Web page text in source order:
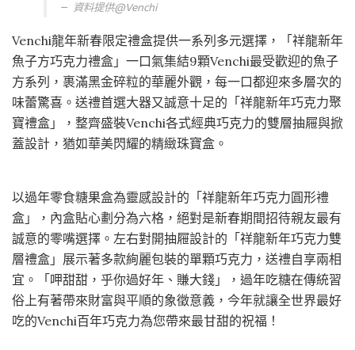
資料提供@Venchi
Venchi龍年新春限定禮盒提供一系列多元選擇，「祥龍新年
魚子方巧克力禮盒」一口氣集結9顆Venchi最受歡迎的魚子
方系列，裹滿黑金碎粒的華麗外觀，每一口都迎來多層次的
味蕾驚喜。送禮首選大器又誠意十足的「祥龍新年巧克力聚
寶禮盒」，整齊盛裝Venchi各式經典巧克力的雙層抽屜與掀
蓋設計，猶如華美閃耀的精緻珠寶盒。
以過年零食糖果盒為靈感設計的「祥龍新年巧克力圓形禮
盒」，內盒貼心劃分為六格，絕對是新春期間招待親友最有
誠意的零嘴選擇。左右對開抽屜設計的「祥龍新年巧克力雙
層禮盒」展示著多款絢麗包裝的單顆巧克力，送禮自享兩相
宜。「呷甜甜，乎你過好年、賺大錢」，過年吃糖在傳統習
俗上有著帶來財富與平順的象徵意義，今年就讓全世界最好
吃的Venchi百年巧克力為您帶來最甘甜的祝福！